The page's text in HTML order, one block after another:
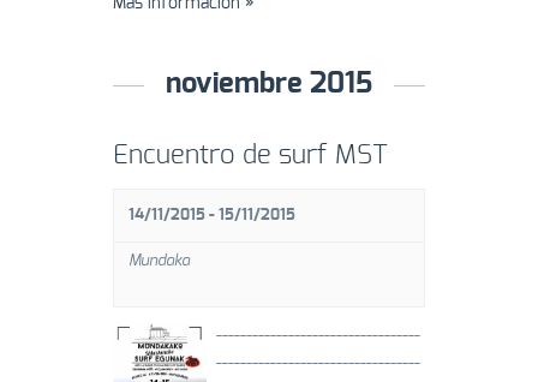
Más información »
noviembre 2015
Encuentro de surf MST
14/11/2015 - 15/11/2015
Mundaka
----------------------------------
----------------------------------